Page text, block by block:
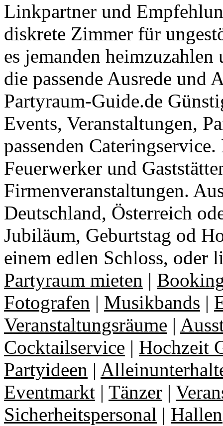
Linkpartner und
diskrete Zimmer für
es jemanden
die passende Ausrede und
Partyraum-Guide.de
Events, Veranstaltungen,
passenden
Feuerwerker und
Firmenveranstaltungen.
Deutschland, Österreich
Jubiläum, Geburtstag od
einem edlen Schloss, oder
Partyraum mieten |
Fotografen | Musikbands |
Veranstaltungsräume |
Cocktailservice | Hochzeit
Partyideen |
Eventmarkt | Tänzer |
Sicherheitspersonal | Hallen